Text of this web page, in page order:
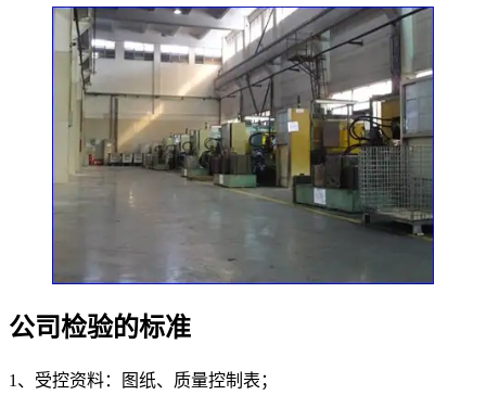
公司检验的标准
1、受控资料：图纸、质量控制表；